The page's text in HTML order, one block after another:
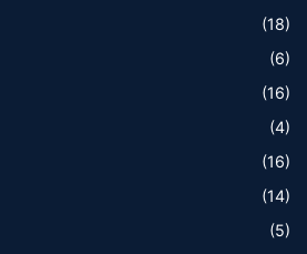
(18)
(6)
(16)
(4)
(16)
(14)
(5)